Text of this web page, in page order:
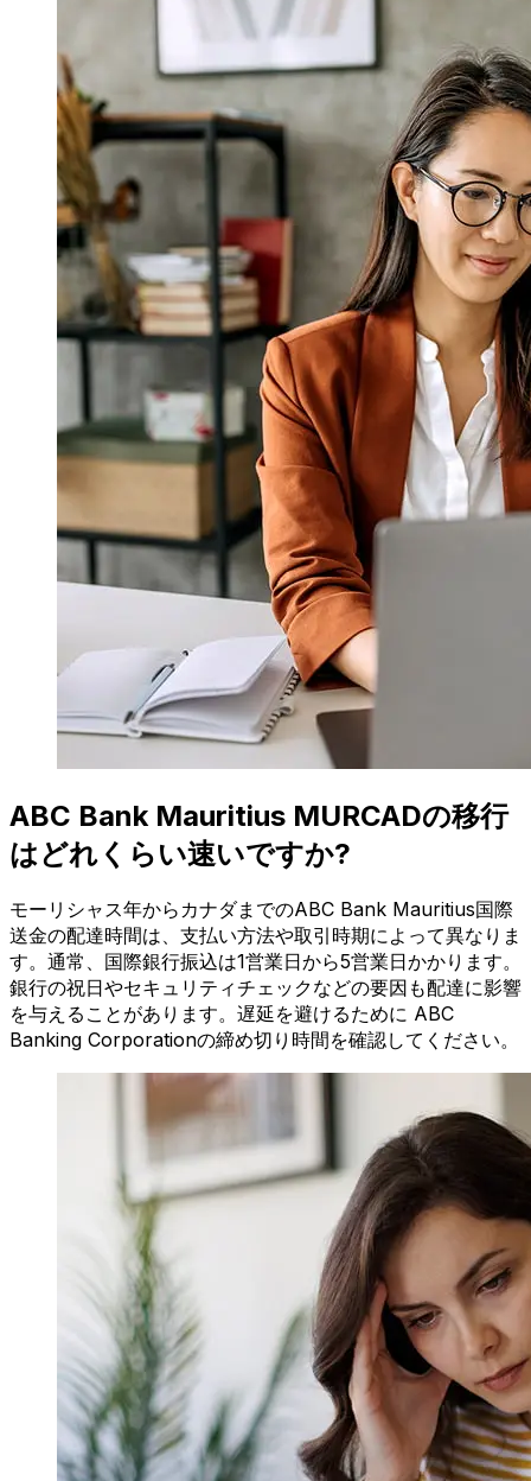
ABC Bank Mauritius MURCADの移行
はどれくらい速いですか?
モーリシャス年からカナダまでのABC Bank Mauritius国際
送金の配達時間は、支払い方法や取引時期によって異なりま
す。通常、国際銀行振込は1営業日から5営業日かかります。
銀行の祝日やセキュリティチェックなどの要因も配達に影響
を与えることがあります。遅延を避けるために ABC
Banking Corporationの締め切り時間を確認してください。